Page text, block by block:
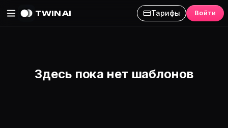
TWIN AI Тарифы Войти
Здесь пока нет шаблонов